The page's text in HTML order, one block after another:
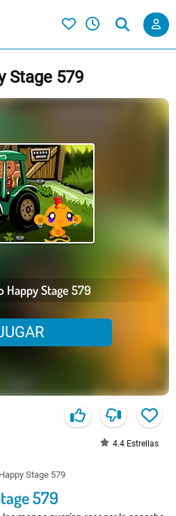
Stage 579
Happy Stage 579
4.4 Estrellas
Stage 579
579